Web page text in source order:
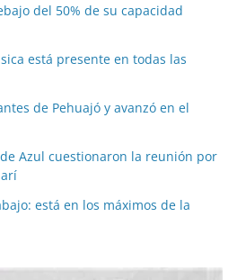
del 50% de su capacidad
está presente en todas las
de Pehuajó y avanzó en el
Azul cuestionaron la reunión por
está en los máximos de la